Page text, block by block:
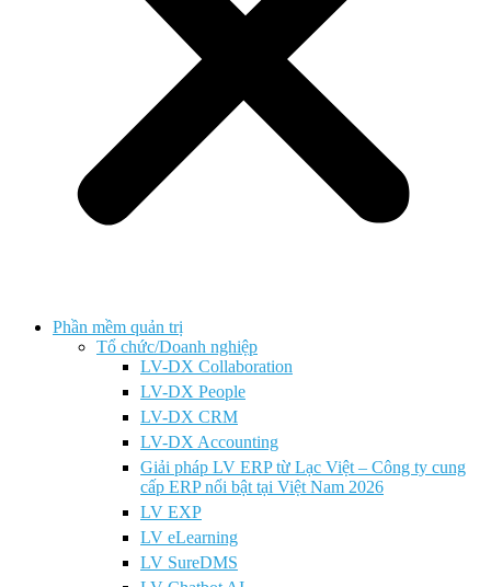
Phần mềm quản trị
Tổ chức/Doanh nghiệp
LV-DX Collaboration
LV-DX People
LV-DX CRM
LV-DX Accounting
Giải pháp LV ERP từ Lạc Việt – Công ty cung
cấp ERP nổi bật tại Việt Nam 2026
LV EXP
LV eLearning
LV SureDMS